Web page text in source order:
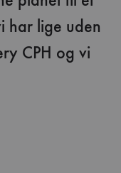
har lige uden
CPH og vi